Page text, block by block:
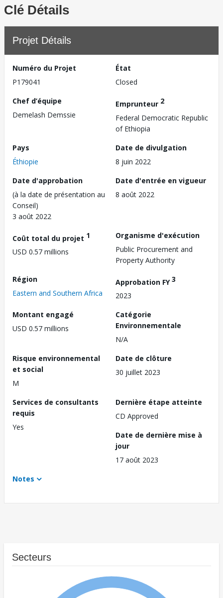
Clé Détails
Projet Détails
Numéro du Projet
P179041
État
Closed
Chef d’équipe
Demelash Demssie
Emprunteur 2
Federal Democratic Republic
of Ethiopia
Pays
Éthiopie
Date de divulgation
8 juin 2022
Date d'approbation
(à la date de présentation au
Conseil)
3 août 2022
Date d'entrée en vigueur
8 août 2022
Coût total du projet 1
USD 0.57 millions
Organisme d'exécution
Public Procurement and
Property Authority
Région
Eastern and Southern Africa
Approbation FY3
2023
Montant engagé
USD 0.57 millions
Catégorie
Environnementale
N/A
Risque environnemental
et social
M
Date de clôture
30 juillet 2023
Services de consultants
requis
Yes
Dernière étape atteinte
CD Approved
Date de dernière mise à
jour
17 août 2023
Notes
Secteurs